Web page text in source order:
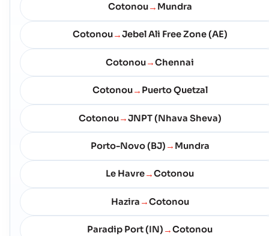
Cotonou→ Mundra
Cotonou→Jebel Ali Free Zone (AE)
Cotonou→Chennai
Cotonou→ Puerto Quetzal
Cotonou→JNPT (Nhava Sheva)
Porto-Novo (BJ) → Mundra
Le Havre→Cotonou
Hazira →Cotonou
Paradip Port (IN) →Cotonou